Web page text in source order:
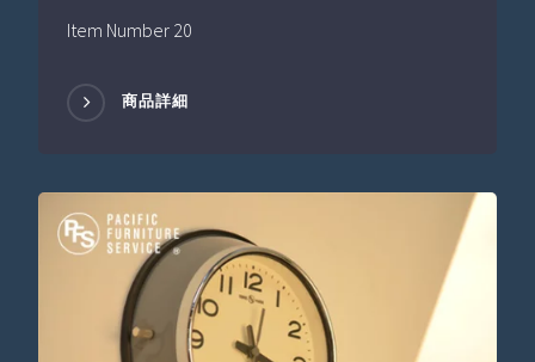
Item Number 20
商品詳細